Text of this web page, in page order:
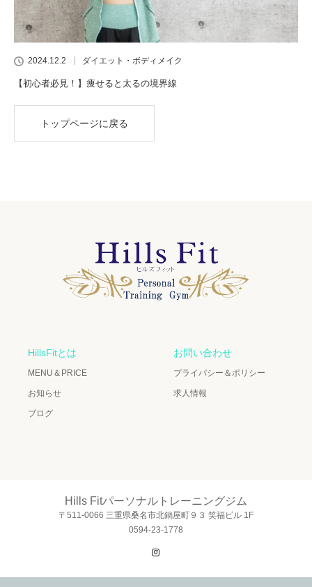
2024.12.2 ダイエット・ボディメイク
【初心者必見！】痩せると太るの境界線
トップページに戻る
HillsFitとは
MENU＆PRICE
お知らせ
ブログ
お問い合わせ
プライバシー＆ポリシー
求人情報
Hills Fitパーソナルトレーニングジム
〒511-0066 三重県桑名市北鍋屋町９３ 笑福ビル 1F
0594-23-1778